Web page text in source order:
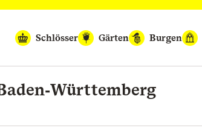
Schlösser
Gärten Burgen